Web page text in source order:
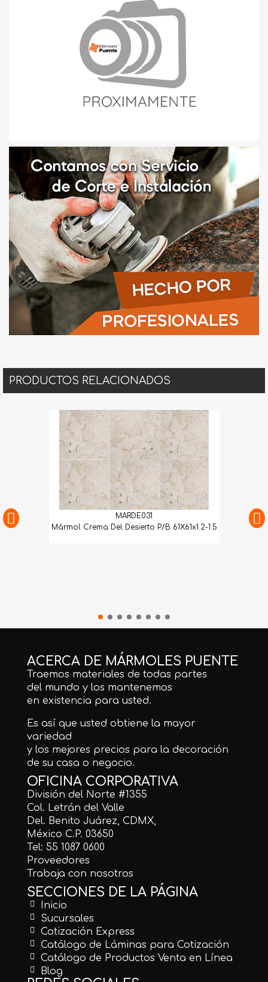
PRODUCTOS RELACIONADOS
MARDE031
Mármol Crema Del Desierto P/B 61X61x1.2-1.5
ACERCA DE MÁRMOLES PUENTE
Traemos materiales de todas partes
del mundo y los mantenemos
en existencia para usted.
Es así que usted obtiene la mayor
variedad
y los mejores precios para la decoración
de su casa o negocio.
OFICINA CORPORATIVA
División del Norte #1355
Col. Letrán del Valle
Del. Benito Juárez, CDMX,
México C.P. 03650
Tel: 55 1087 0600
Proveedores
Trabaja con nosotros
SECCIONES DE LA PÁGINA
Inicio
Sucursales
Cotización Express
Catálogo de Láminas para Cotización
Catálogo de Productos Venta en Línea
Blog